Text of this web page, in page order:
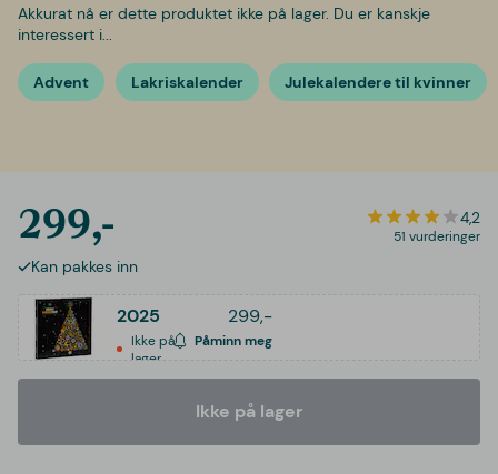
Akkurat nå er dette produktet ikke på lager. Du er kanskje
interessert i...
Advent Lakriskalender Julekalendere til kvinner
299,- 4,2
51 vurderinger
Kan pakkes inn
2025 299,-
Ikke på
lager
Påminn meg
Ikke på lager